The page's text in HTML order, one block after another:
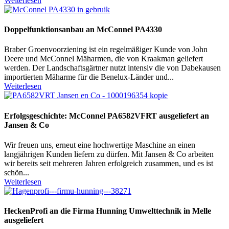
Doppelfunktionsanbau an McConnel PA4330
Braber Groenvoorziening ist ein regelmäßiger Kunde von John
Deere und McConnel Mäharmen, die von Kraakman geliefert
werden. Der Landschaftsgärtner nutzt intensiv die von Dabekausen
importierten Mäharme für die Benelux-Länder und...
Weiterlesen
Erfolgsgeschichte: McConnel PA6582VFRT ausgeliefert an
Jansen & Co
Wir freuen uns, erneut eine hochwertige Maschine an einen
langjährigen Kunden liefern zu dürfen. Mit Jansen & Co arbeiten
wir bereits seit mehreren Jahren erfolgreich zusammen, und es ist
schön...
Weiterlesen
HeckenProfi an die Firma Hunning Umwelttechnik in Melle
ausgeliefert